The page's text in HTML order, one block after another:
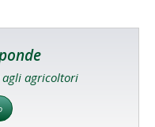
agli agricoltori